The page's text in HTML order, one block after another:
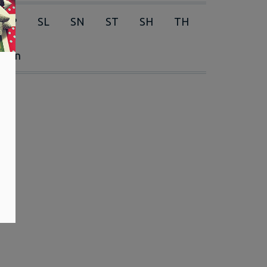
RP SL SN ST SH TH